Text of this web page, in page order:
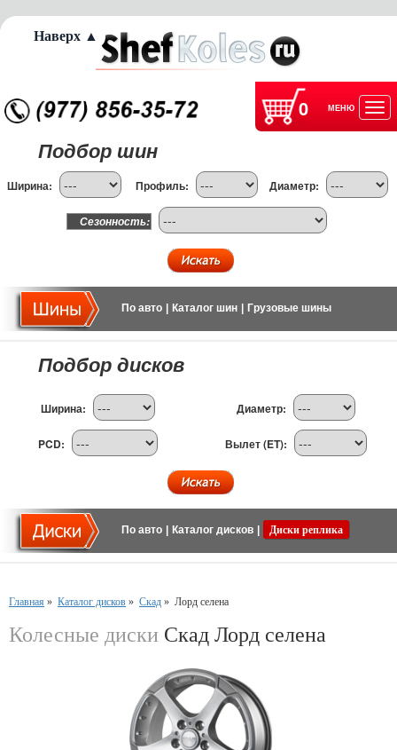
0 МЕНЮ
Подбор шин
Ширина: Профиль: Диаметр:
Сезонность:
По авто Каталог шин Грузовые шины
Подбор дисков
Ширина: Диаметр:
PCD: Вылет (ET):
По авто Каталог дисков Диски реплика
Главная » Каталог дисков » Скад » Лорд селена
Колесные диски Скад Лорд селена
Наверх ▲